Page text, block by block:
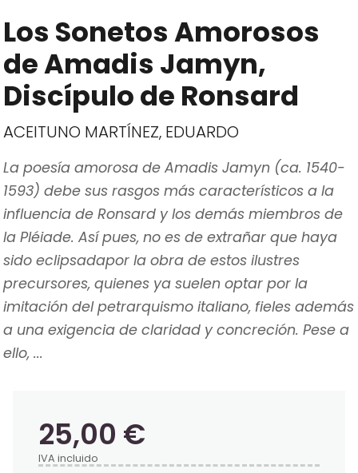
Los Sonetos Amorosos
de Amadis Jamyn,
Discípulo de Ronsard
ACEITUNO MARTÍNEZ, EDUARDO
La poesía amorosa de Amadis Jamyn (ca. 1540-
1593) debe sus rasgos más característicos a la
influencia de Ronsard y los demás miembros de
la Pléiade. Así pues, no es de extrañar que haya
sido eclipsadapor la obra de estos ilustres
precursores, quienes ya suelen optar por la
imitación del petrarquismo italiano, fieles además
a una exigencia de claridad y concreción. Pese a
ello, ...
25,00 €
IVA incluido